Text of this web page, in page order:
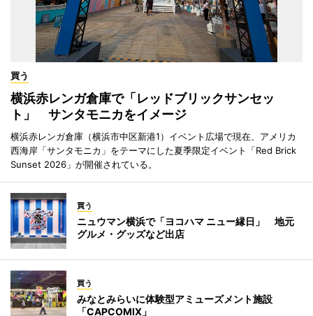
買う
横浜赤レンガ倉庫で「レッドブリックサンセッ
ト」 サンタモニカをイメージ
横浜赤レンガ倉庫（横浜市中区新港1）イベント広場で現在、アメリカ
西海岸「サンタモニカ」をテーマにした夏季限定イベント「Red Brick
Sunset 2026」が開催されている。
買う
ニュウマン横浜で「ヨコハマ ニュー縁日」 地元
グルメ・グッズなど出店
買う
みなとみらいに体験型アミューズメント施設
「CAPCOMIX」